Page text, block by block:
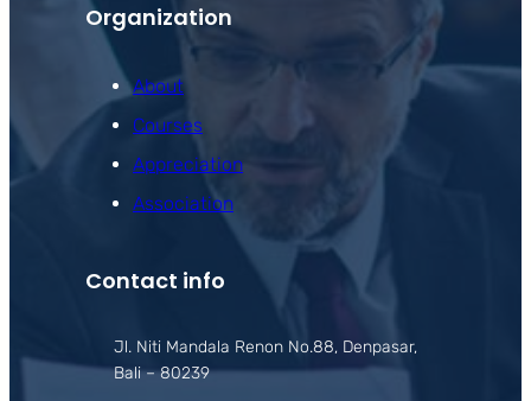
Organization
About
Courses
Appreciation
Association
Contact info
Jl. Niti Mandala Renon No.88, Denpasar,
Bali – 80239